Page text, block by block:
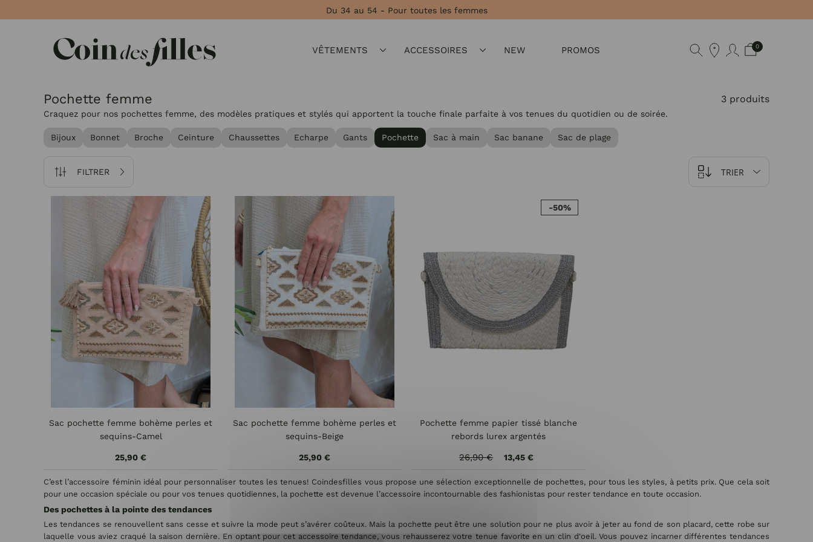
Du 34 au 54 - Pour toutes les femmes
VÊTEMENTS ACCESSOIRES NEW PROMOS 0
Pochette femme 3 produits
Craquez pour nos pochettes femme, des modèles pratiques et stylés qui apportent la touche finale parfaite à vos tenues du quotidien ou de soirée.
Bijoux Bonnet Broche Ceinture Chaussettes Echarpe Gants Pochette Sac à main Sac banane Sac de plage
FILTRER TRIER
Sac pochette femme bohème perles et
sequins-Camel
25,90 €
Sac pochette femme bohème perles et
sequins-Beige
25,90 €
Pochette femme papier tissé blanche
rebords lurex argentés
26,90 € 13,45 €
-50%
C’est l’accessoire féminin idéal pour personnaliser toutes les tenues! Coindesfilles vous propose une sélection exceptionnelle de pochettes, pour tous les styles, à petits prix. Que cela soit
pour une occasion spéciale ou pour vos tenues quotidiennes, la pochette est devenue l’accessoire incontournable des fashionistas pour rester tendance en toute occasion.
Des pochettes à la pointe des tendances
Les tendances se renouvellent sans cesse et suivre la mode peut s’avérer coûteux. Mais la pochette peut être une solution pour ne plus avoir à jeter au fond de son placard, cette robe sur
laquelle vous aviez craqué la saison dernière. En optant pour cet accessoire tendance, vous rehausserez votre tenue favorite en un clin d'oeil. Vous pouvez incarner différentes tendances